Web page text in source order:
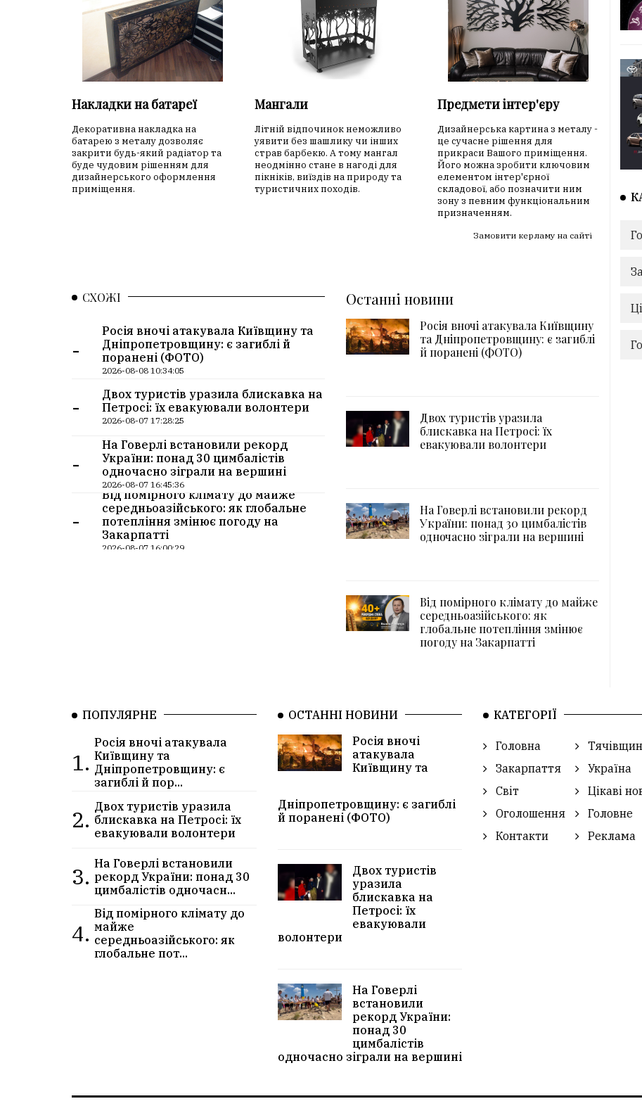
Накладки на батареї
Декоративна накладка на
батарею з металу дозволяє
закрити будь-який радіатор та
буде чудовим рішенням для
дизайнерського оформлення
приміщення.
Мангали
Літній відпочинок неможливо
уявити без шашлику чи інших
страв барбекю. А тому мангал
неодмінно стане в нагоді для
пікніків, виїздів на природу та
туристичних походів.
Предмети інтер'єру
Дизайнерська картина з металу -
це сучасне рішення для
прикраси Вашого приміщення.
Його можна зробити ключовим
елементом інтер'єрної
складової, або позначити ним
зону з певним функціональним
призначенням.
Замовити керламу на сайті
СХОЖІ
-
Росія вночі атакувала Київщину та
Дніпропетровщину: є загиблі й
поранені (ФОТО)
2026-08-08 10:34:05
-
Двох туристів уразила блискавка на
Петросі: їх евакуювали волонтери
2026-08-07 17:28:25
-
На Говерлі встановили рекорд
України: понад 30 цимбалістів
одночасно зіграли на вершині
2026-08-07 16:45:36
-
Від помірного клімату до майже
середньоазійського: як глобальне
потепління змінює погоду на
Закарпатті
2026-08-07 16:00:29
Останні новини
Росія вночі атакувала Київщину
та Дніпропетровщину: є загиблі
й поранені (ФОТО)
Двох туристів уразила
блискавка на Петросі: їх
евакуювали волонтери
На Говерлі встановили рекорд
України: понад 30 цимбалістів
одночасно зіграли на вершині
Від помірного клімату до майже
середньоазійського: як
глобальне потепління змінює
погоду на Закарпатті
ПОПУЛЯРНЕ
1.
Росія вночі атакувала
Київщину та
Дніпропетровщину: є
загиблі й пор...
2. Двох туристів уразила
блискавка на Петросі: їх
евакуювали волонтери
3. На Говерлі встановили
рекорд України: понад 30
цимбалістів одночасн...
4.
Від помірного клімату до
майже
середньоазійського: як
глобальне пот...
ОСТАННІ НОВИНИ
Росія вночі
атакувала
Київщину та
Дніпропетровщину: є загиблі
й поранені (ФОТО)
Двох туристів
уразила
блискавка на
Петросі: їх
евакуювали
волонтери
На Говерлі
встановили
рекорд України:
понад 30
цимбалістів
одночасно зіграли на вершині
КАТЕГОРІЇ
Головна
Закарпаття
Україна
Світ
Цікаві
Оголошення
Головне
Контакти
Реклама